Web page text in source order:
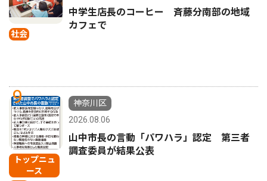
社会
中学生店長のコーヒー 斉藤分南部の地域
カフェで
9
トップニュ
ース
神奈川区
2026.08.06
山中市長の言動「パワハラ」認定 第三者
調査委員が結果公表